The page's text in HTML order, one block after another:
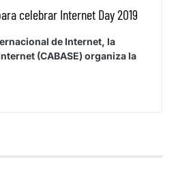
celebrar Internet Day 2019
de Internet, la
(CABASE) organiza la